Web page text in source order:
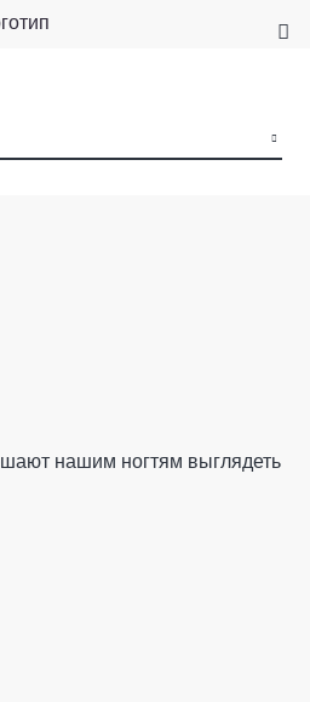
▾
нашим ногтям выглядеть